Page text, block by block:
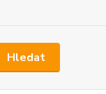
Hledat